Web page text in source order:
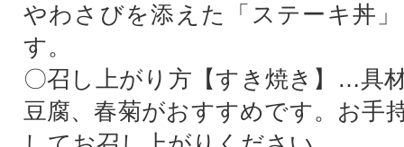
やわさびを添えた「ステーキ丼
す。
〇召し上がり方【すき焼き】…具
豆腐、春菊がおすすめです。お手